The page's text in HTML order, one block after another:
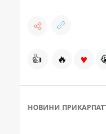
👍 🔥 ♥
НОВИНИ